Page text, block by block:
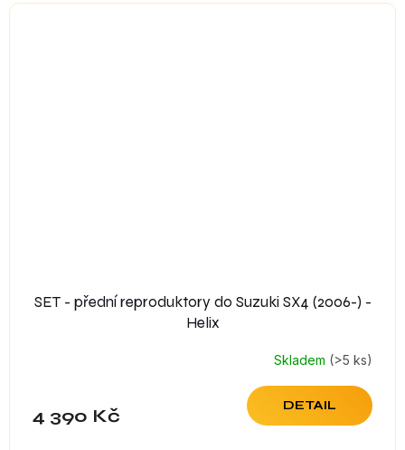
SET - přední reproduktory do Suzuki SX4 (2006-) -
Helix
Skladem (>5 ks)
4 390 Kč DETAIL